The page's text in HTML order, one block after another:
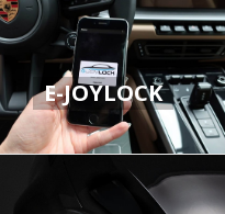
E-JOYLOCK